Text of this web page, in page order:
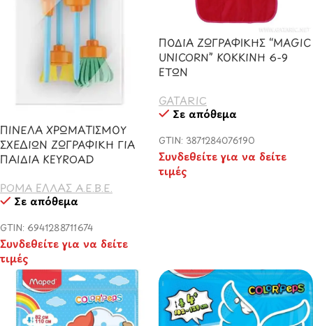
ΠΙΝΕΛΑ ΧΡΩΜΑΤΙΣΜΟΥ
ΣΧΕΔΙΩΝ ΖΩΓΡΑΦΙΚΗ ΓΙΑ
ΠΑΙΔΙΑ KEYROAD
ΡΟΜΑ ΕΛΛΑΣ Α.Ε.Β.Ε.
Σε απόθεμα
GTIN: 6941288711674
Συνδεθείτε για να δείτε
τιμές
ΠΟΔΙΑ ΖΩΓΡΑΦΙΚΗΣ “MAGIC
UNICORN” ΚΟΚΚΙΝΗ 6-9
ΕΤΩΝ
GATARIC
Σε απόθεμα
GTIN: 3871284076190
Συνδεθείτε για να δείτε
τιμές